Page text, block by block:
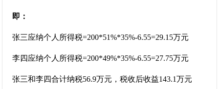
即：
张三应纳个人所得税=200*51%*35%-6.55=29.15万元
李四应纳个人所得税=200*49%*35%-6.55=27.75万元
张三和李四合计纳税56.9万元，税收后收益143.1万元